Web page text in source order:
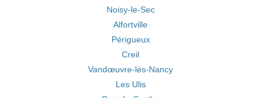
Noisy-le-Sec
Alfortville
Périgueux
Creil
Vandœuvre-lès-Nancy
Les Ulis